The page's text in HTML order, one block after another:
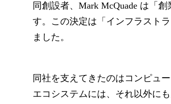
同創設者、Mark McQuade は「
す。この決定は「インフラスト
ました。
同社を支えてきたのはコンピュ
エコシステムには、それ以外に